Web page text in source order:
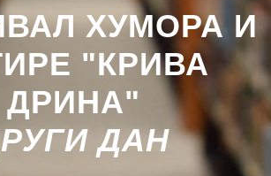
ХУМОРА И
"КРИВА
ДРИНА"
ДАН